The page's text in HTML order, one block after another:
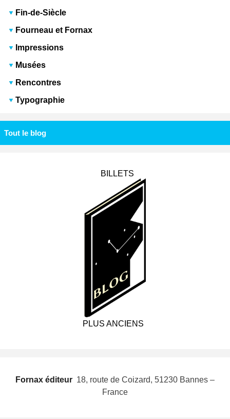
Fin-de-Siècle
Fourneau et Fornax
Impressions
Musées
Rencontres
Typographie
Tout le blog
BILLETS
PLUS ANCIENS
Fornax éditeur  18, route de Coizard, 51230 Bannes –
France